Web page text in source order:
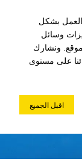
بشكل
وسائل
ونشارك
على مستوى
اقبل الجميع